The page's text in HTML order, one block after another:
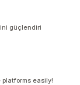
güçlendiri
platforms easily!